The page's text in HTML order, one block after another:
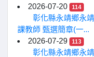
2026-07-20
114
彰化縣永靖鄉永
課教師 甄選簡章(一...
2026-07-29
113
彰化縣永靖鄉永